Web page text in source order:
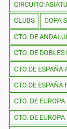
CIRCUITO
CLUBS COPA
CTO. DE
CTO. DE
CTO.DE ESPAÑA
CTO.DE ESPAÑA
CTO. DE
CTO. DE